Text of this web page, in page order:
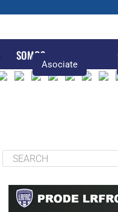
Asociate
SOMOS